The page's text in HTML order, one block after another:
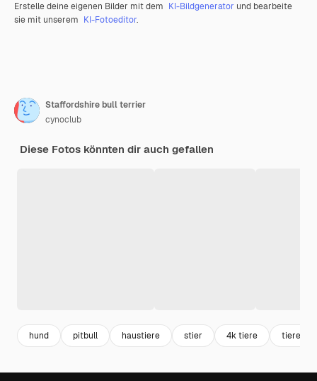
Erstelle deine eigenen Bilder mit dem KI-Bildgenerator und bearbeite
sie mit unserem KI-Fotoeditor.
Staffordshire bull terrier
cynoclub
Diese Fotos könnten dir auch gefallen
hund pitbull haustiere stier 4k tiere tiere